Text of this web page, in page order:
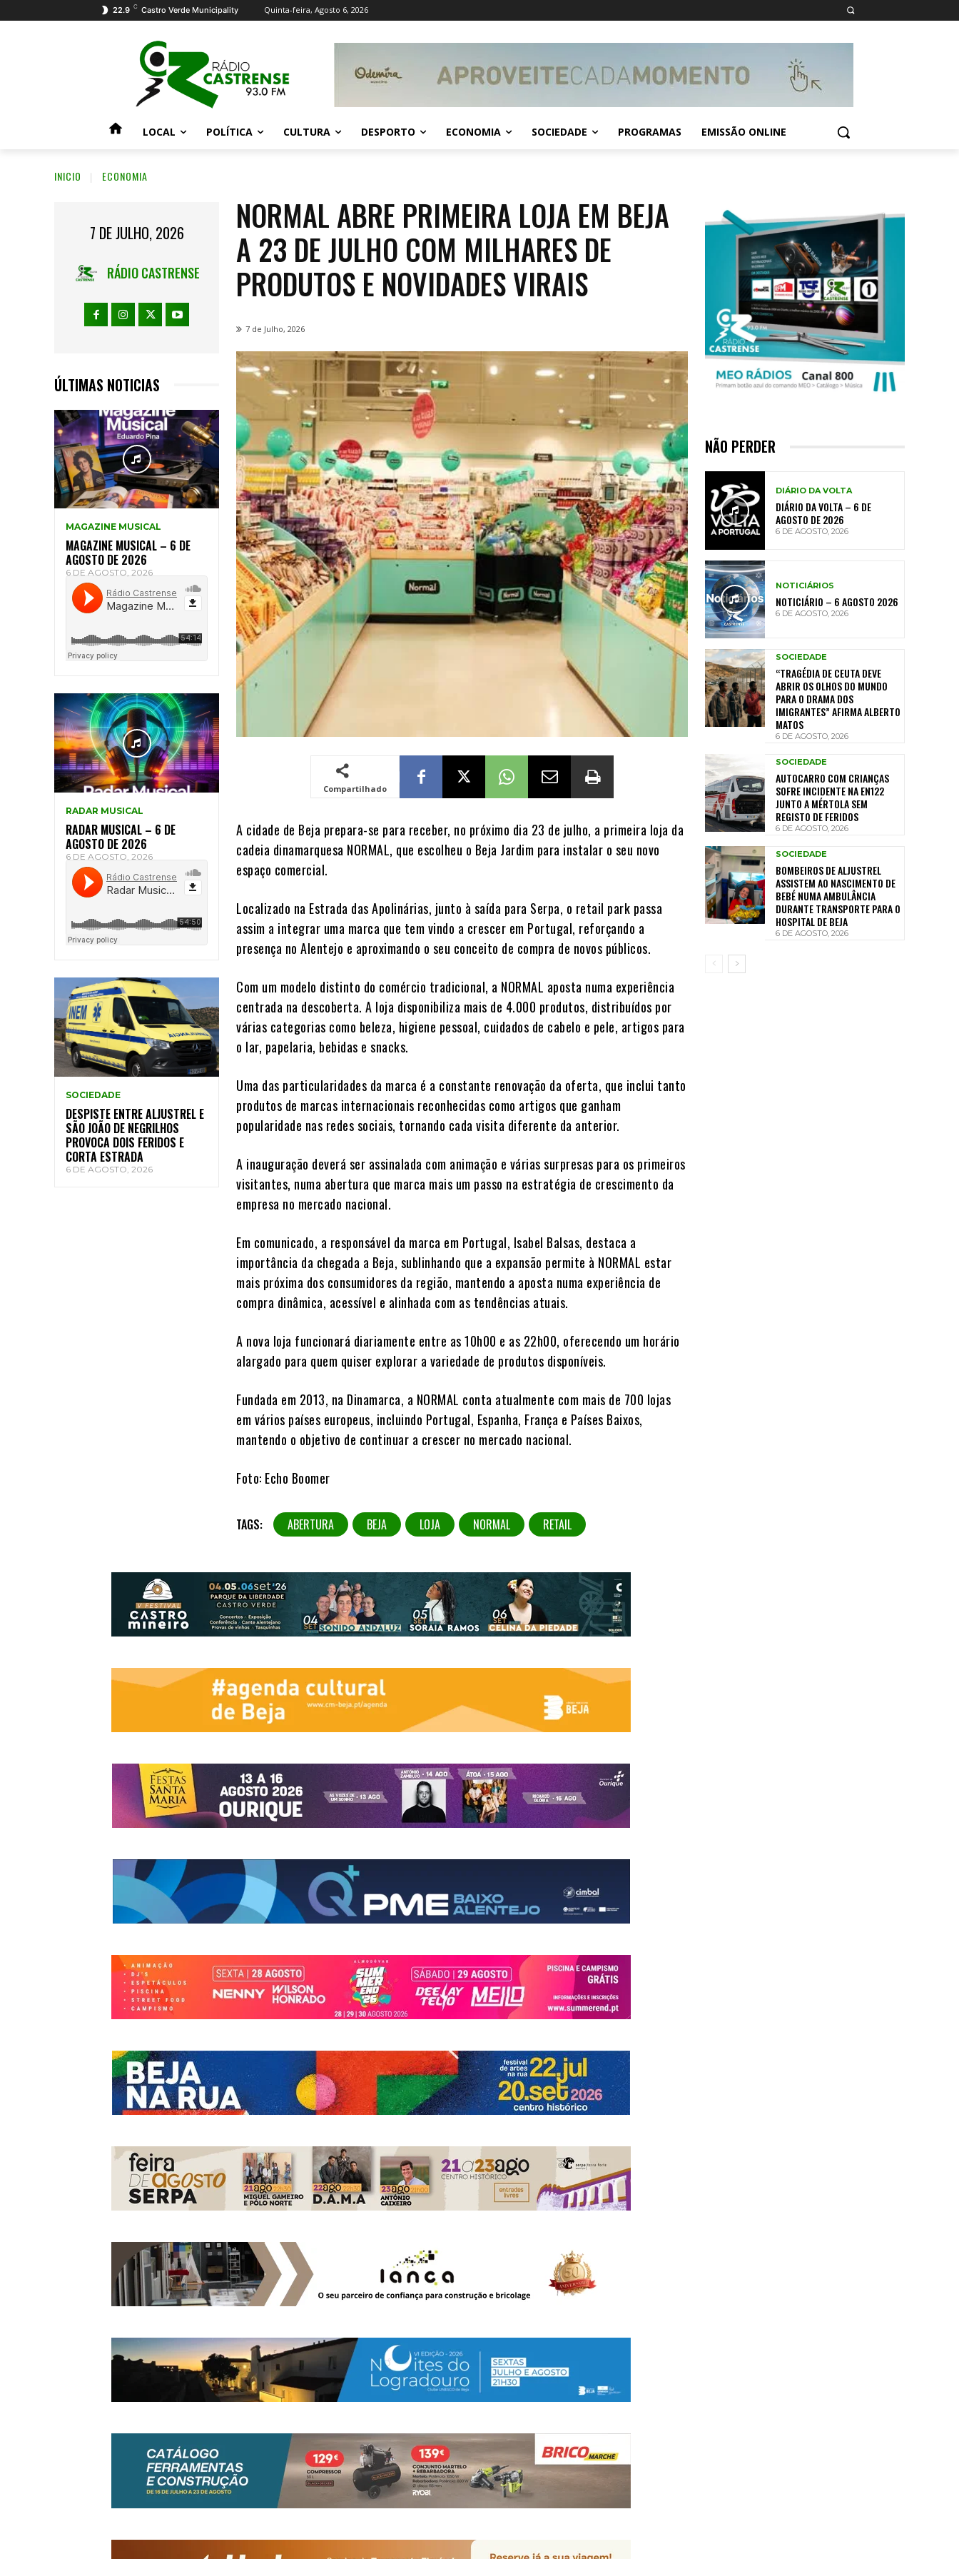
22.9 C Castro Verde Municipality Quinta-feira, Agosto 6, 2026
LOCAL POLÍTICA CULTURA DESPORTO ECONOMIA SOCIEDADE PROGRAMAS EMISSÃO ONLINE
INICIO ECONOMIA
7 DE JULHO, 2026
RÁDIO CASTRENSE
ÚLTIMAS NOTICIAS
MAGAZINE MUSICAL
MAGAZINE MUSICAL – 6 DE
AGOSTO DE 2026
6 DE AGOSTO, 2026
RADAR MUSICAL
RADAR MUSICAL – 6 DE
AGOSTO DE 2026
6 DE AGOSTO, 2026
SOCIEDADE
DESPISTE ENTRE ALJUSTREL E
SÃO JOÃO DE NEGRILHOS
PROVOCA DOIS FERIDOS E
CORTA ESTRADA
6 DE AGOSTO, 2026
NORMAL ABRE PRIMEIRA LOJA EM BEJA
A 23 DE JULHO COM MILHARES DE
PRODUTOS E NOVIDADES VIRAIS
7 de Julho, 2026
Compartilhado
A cidade de Beja prepara-se para receber, no próximo dia 23 de julho, a primeira loja da
cadeia dinamarquesa NORMAL, que escolheu o Beja Jardim para instalar o seu novo
espaço comercial.
Localizado na Estrada das Apolinárias, junto à saída para Serpa, o retail park passa
assim a integrar uma marca que tem vindo a crescer em Portugal, reforçando a
presença no Alentejo e aproximando o seu conceito de compra de novos públicos.
Com um modelo distinto do comércio tradicional, a NORMAL aposta numa experiência
centrada na descoberta. A loja disponibiliza mais de 4.000 produtos, distribuídos por
várias categorias como beleza, higiene pessoal, cuidados de cabelo e pele, artigos para
o lar, papelaria, bebidas e snacks.
Uma das particularidades da marca é a constante renovação da oferta, que inclui tanto
produtos de marcas internacionais reconhecidas como artigos que ganham
popularidade nas redes sociais, tornando cada visita diferente da anterior.
A inauguração deverá ser assinalada com animação e várias surpresas para os primeiros
visitantes, numa abertura que marca mais um passo na estratégia de crescimento da
empresa no mercado nacional.
Em comunicado, a responsável da marca em Portugal, Isabel Balsas, destaca a
importância da chegada a Beja, sublinhando que a expansão permite à NORMAL estar
mais próxima dos consumidores da região, mantendo a aposta numa experiência de
compra dinâmica, acessível e alinhada com as tendências atuais.
A nova loja funcionará diariamente entre as 10h00 e as 22h00, oferecendo um horário
alargado para quem quiser explorar a variedade de produtos disponíveis.
Fundada em 2013, na Dinamarca, a NORMAL conta atualmente com mais de 700 lojas
em vários países europeus, incluindo Portugal, Espanha, França e Países Baixos,
mantendo o objetivo de continuar a crescer no mercado nacional.
Foto: Echo Boomer
TAGS: ABERTURA BEJA LOJA NORMAL RETAIL
NÃO PERDER
DIÁRIO DA VOLTA
DIÁRIO DA VOLTA – 6 DE
AGOSTO DE 2026
6 DE AGOSTO, 2026
NOTICIÁRIOS
NOTICIÁRIO – 6 AGOSTO 2026
6 DE AGOSTO, 2026
SOCIEDADE
“TRAGÉDIA DE CEUTA DEVE
ABRIR OS OLHOS DO MUNDO
PARA O DRAMA DOS
IMIGRANTES” AFIRMA ALBERTO
MATOS
6 DE AGOSTO, 2026
SOCIEDADE
AUTOCARRO COM CRIANÇAS
SOFRE INCIDENTE NA EN122
JUNTO A MÉRTOLA SEM
REGISTO DE FERIDOS
6 DE AGOSTO, 2026
SOCIEDADE
BOMBEIROS DE ALJUSTREL
ASSISTEM AO NASCIMENTO DE
BEBÉ NUMA AMBULÂNCIA
DURANTE TRANSPORTE PARA O
HOSPITAL DE BEJA
6 DE AGOSTO, 2026